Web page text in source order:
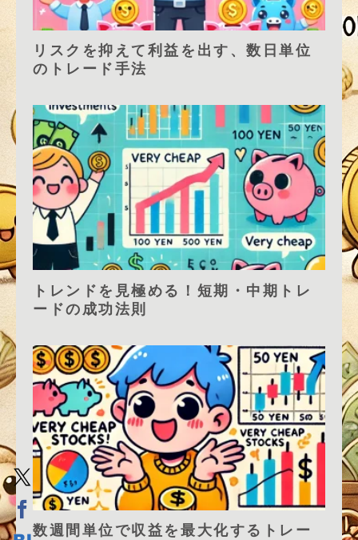
リスクを抑えて利益を出す、数日単位
のトレード手法
トレンドを見極める！短期・中期トレ
ードの成功法則
数週間単位で収益を最大化するトレー